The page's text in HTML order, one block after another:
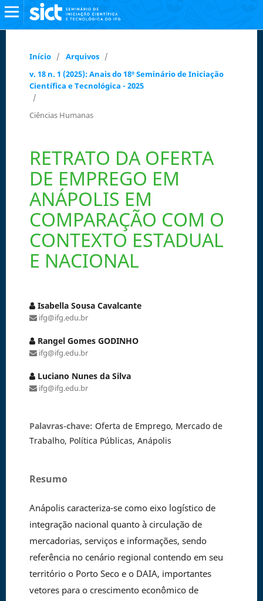
Início / Arquivos /
v. 18 n. 1 (2025): Anais do 18º Seminário de Iniciação
Científica e Tecnológica - 2025
/
Ciências Humanas
RETRATO DA OFERTA
DE EMPREGO EM
ANÁPOLIS EM
COMPARAÇÃO COM O
CONTEXTO ESTADUAL
E NACIONAL
Isabella Sousa Cavalcante
ifg@ifg.edu.br
Rangel Gomes GODINHO
ifg@ifg.edu.br
Luciano Nunes da Silva
ifg@ifg.edu.br
Palavras-chave: Oferta de Emprego, Mercado de
Trabalho, Política Públicas, Anápolis
Resumo
Anápolis caracteriza-se como eixo logístico de
integração nacional quanto à circulação de
mercadorias, serviços e informações, sendo
referência no cenário regional contendo em seu
território o Porto Seco e o DAIA, importantes
vetores para o crescimento econômico de